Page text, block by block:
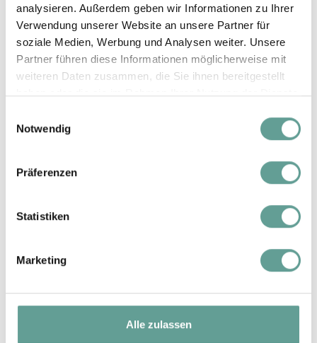
analysieren. Außerdem geben wir Informationen zu Ihrer
Verwendung unserer Website an unsere Partner für
soziale Medien, Werbung und Analysen weiter. Unsere
Partner führen diese Informationen möglicherweise mit
weiteren Daten zusammen, die Sie ihnen bereitgestellt
haben oder die sie im Rahmen Ihrer Nutzung der Dienste
Notwendig
Präferenzen
Statistiken
Marketing
Alle zulassen
Saison D
06.02. - 19.02.27
1 - 6 Nächte
ab € 506,-
ab 7 Nächte
ab € 481,-
Silvester ab € 592,-
ab € 567,-
Die Preise beinhalten unsere
all-inclusive
und verstehen sich pro
Person und Nacht inkl. Mehrwertsteuer
und Service. Ortstaxe inkl.